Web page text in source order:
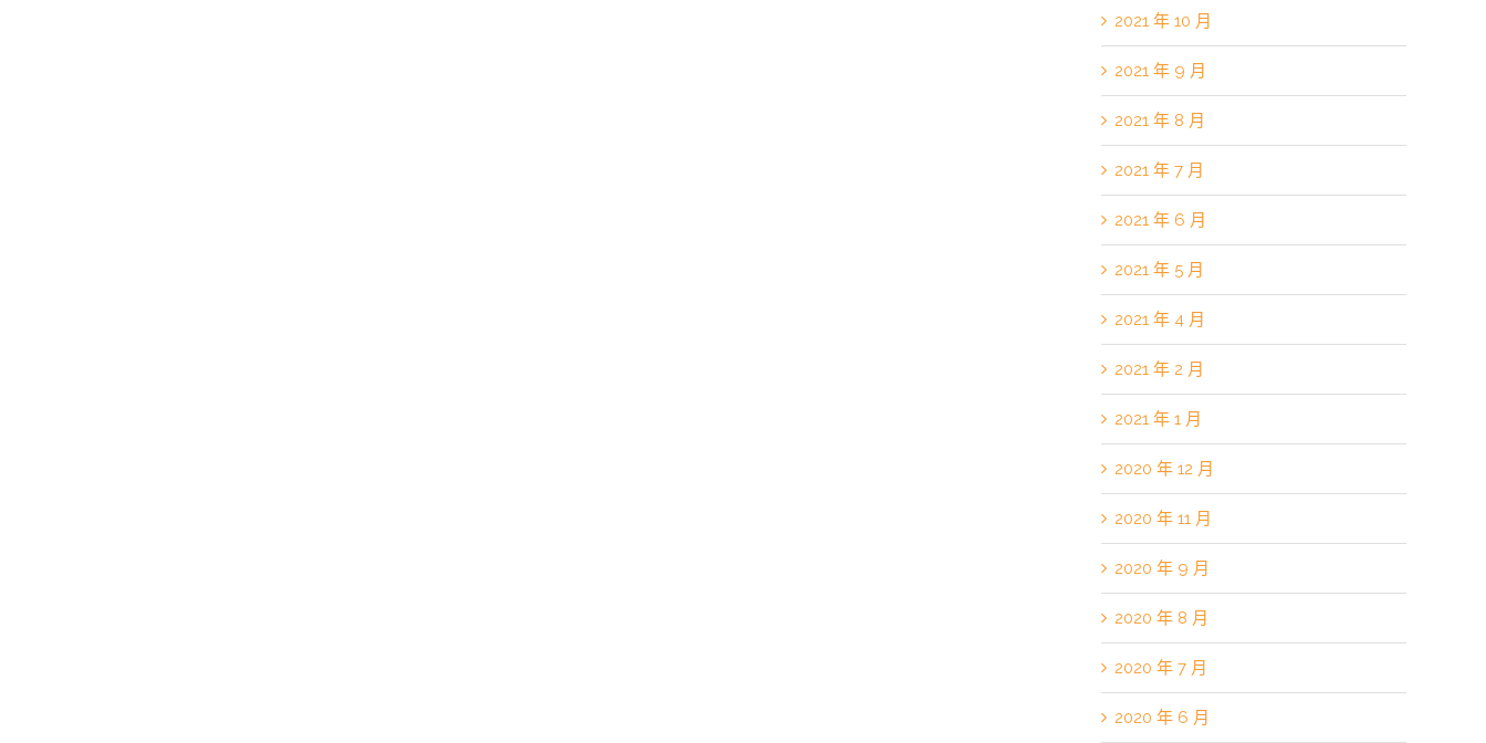
2021 年 10 月
2021 年 9 月
2021 年 8 月
2021 年 7 月
2021 年 6 月
2021 年 5 月
2021 年 4 月
2021 年 2 月
2021 年 1 月
2020 年 12 月
2020 年 11 月
2020 年 9 月
2020 年 8 月
2020 年 7 月
2020 年 6 月